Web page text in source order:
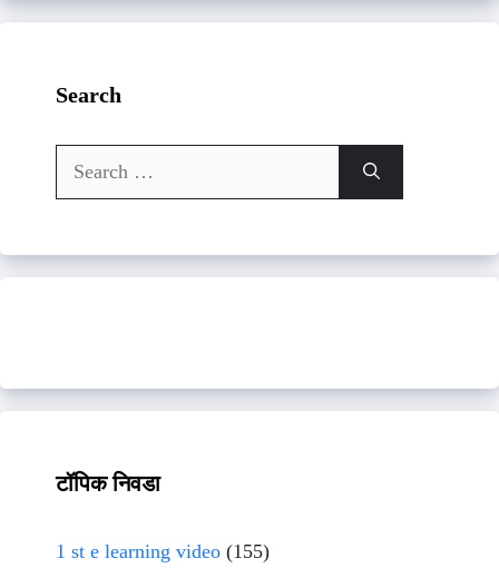
Search
Search
for:
टॉपिक निवडा
1 st e learning video (155)